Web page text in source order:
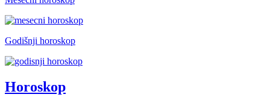
Godišnji horoskop
Horoskop